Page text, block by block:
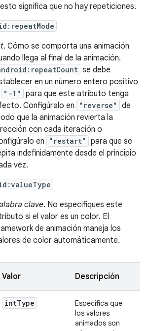
significa que no hay repeticiones.
. Cómo se comporta una animación
llega al final de la animación.
se debe
en un número entero positivo
"-1"
para que este atributo tenga
Configúralo en
"reverse"
de
que la animación revierta la
con cada iteración o
en
"restart"
para que se
indefinidamente desde el principio
vez.
clave. No especifiques este
si el valor es un color. El
de animación maneja los
de color automáticamente.
Valor Descripción
intType
Especifica que
los valores
animados son